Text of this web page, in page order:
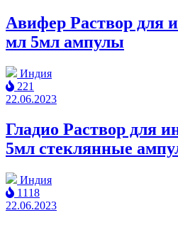
Авифер Раствор для
мл 5мл ампулы
Индия
221
22.06.2023
Гладио Раствор для
5мл cтеклянные
Индия
1118
22.06.2023